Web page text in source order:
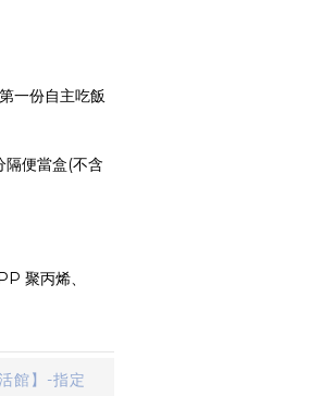
一份自主吃飯
隔便當盒(不含
聚丙烯、
館】-指定